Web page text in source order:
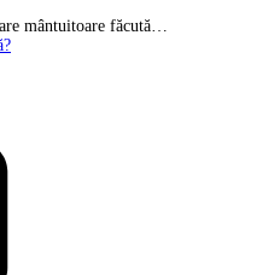
mântuitoare făcută…